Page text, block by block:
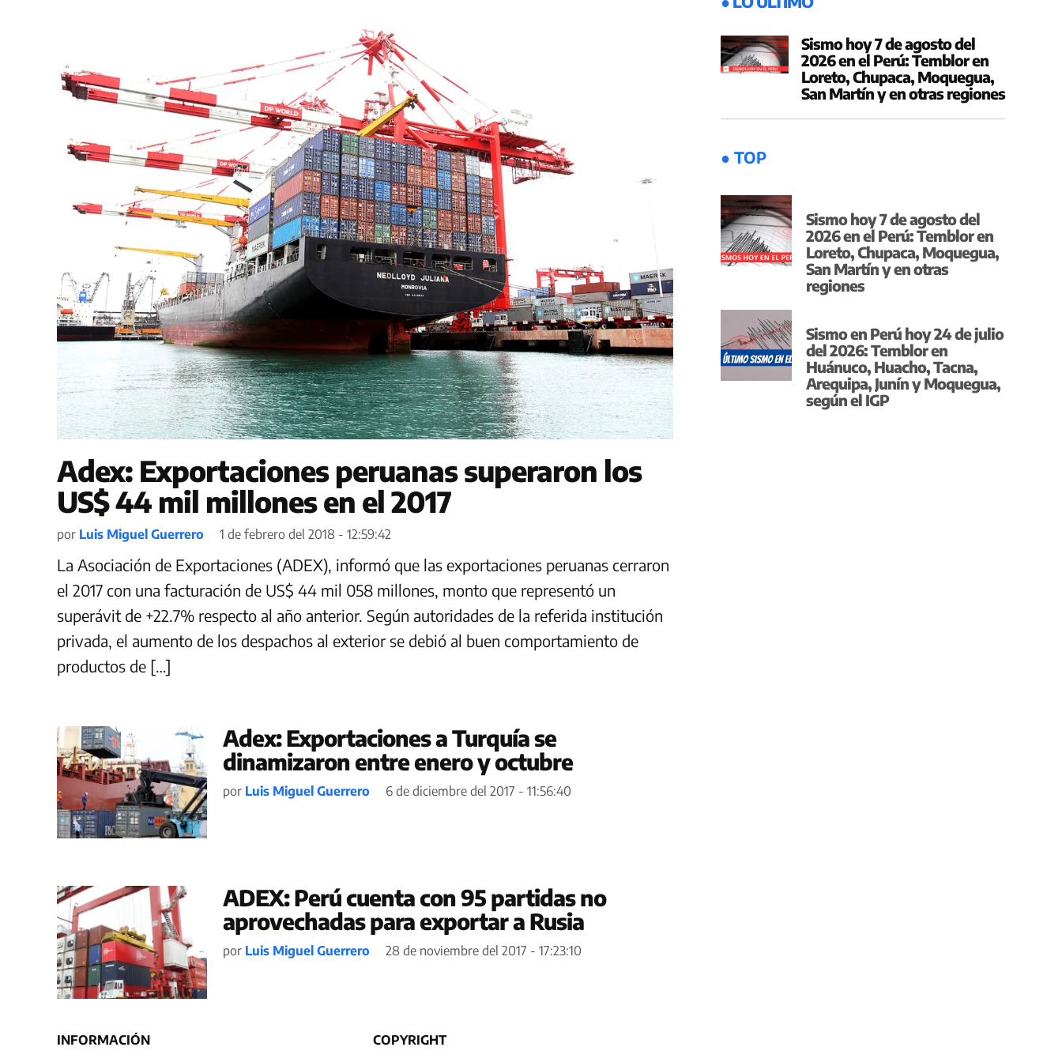
Adex: Exportaciones peruanas superaron los
US$ 44 mil millones en el 2017
por Luis Miguel Guerrero 1 de febrero del 2018 - 12:59:42
La Asociación de Exportaciones (ADEX), informó que las exportaciones peruanas cerraron
el 2017 con una facturación de US$ 44 mil 058 millones, monto que representó un
superávit de +22.7% respecto al año anterior. Según autoridades de la referida institución
privada, el aumento de los despachos al exterior se debió al buen comportamiento de
productos de […]
Adex: Exportaciones a Turquía se
dinamizaron entre enero y octubre
por Luis Miguel Guerrero 6 de diciembre del 2017 - 11:56:40
ADEX: Perú cuenta con 95 partidas no
aprovechadas para exportar a Rusia
por Luis Miguel Guerrero 28 de noviembre del 2017 - 17:23:10
Sismo hoy 7 de agosto del
2026 en el Perú: Temblor en
Loreto, Chupaca, Moquegua,
San Martín y en otras regiones
● TOP
Sismo hoy 7 de agosto del
2026 en el Perú: Temblor en
Loreto, Chupaca, Moquegua,
San Martín y en otras
regiones
Sismo en Perú hoy 24 de julio
del 2026: Temblor en
Huánuco, Huacho, Tacna,
Arequipa, Junín y Moquegua,
según el IGP
INFORMACIÓN COPYRIGHT